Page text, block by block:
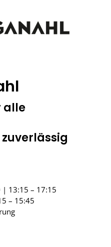
alle
| 13:15 – 17:15
– 15:45